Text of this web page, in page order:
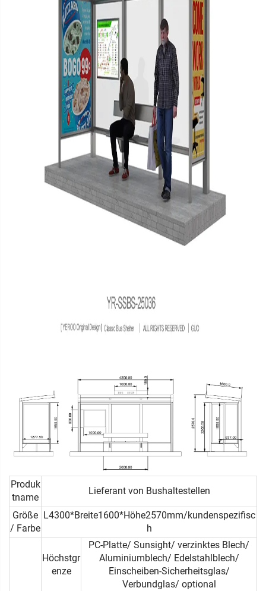
Produk
tname
Lieferant von Bushaltestellen
Größe
/ Farbe
L4300*Breite1600*Höhe2570mm/kundenspezifisc
h
Höchstgr
enze
PC-Platte/ Sunsight/ verzinktes Blech/
Aluminiumblech/ Edelstahlblech/
Einscheiben-Sicherheitsglas/
Verbundglas/ optional